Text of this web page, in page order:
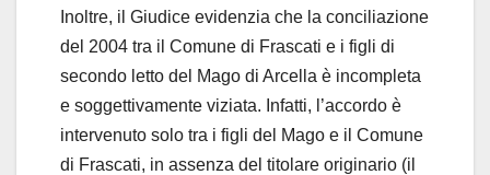
Inoltre, il Giudice evidenzia che la conciliazione
del 2004 tra il Comune di Frascati e i figli di
secondo letto del Mago di Arcella è incompleta
e soggettivamente viziata. Infatti, l’accordo è
intervenuto solo tra i figli del Mago e il Comune
di Frascati, in assenza del titolare originario (il